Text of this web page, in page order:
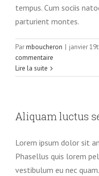
tempus. Cum sociis
parturient montes.
Parmboucheron | janvier
commentaire
Lire la suite
Aliquam luctus
Lorem ipsum dolor sit
Phasellus quis lorem
vestibulum eu nec